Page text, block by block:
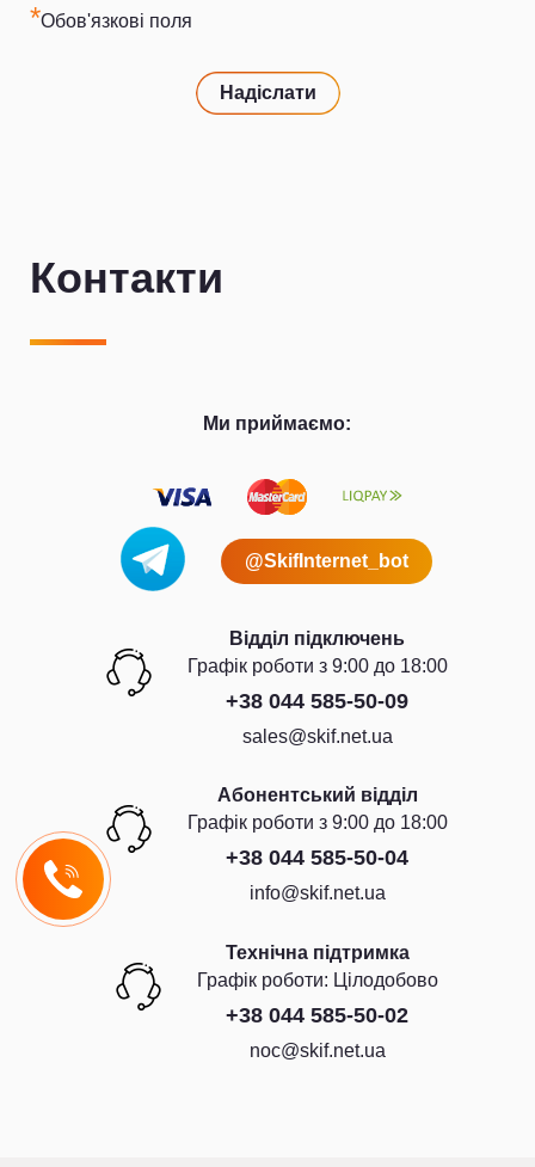
*Обов'язкові поля
Надіслати
Контакти
Ми приймаємо:
@SkifInternet_bot
Відділ підключень
Графiк роботи з 9:00 до 18:00
+38 044 585-50-09
sales@skif.net.ua
Абонентський відділ
Графiк роботи з 9:00 до 18:00
+38 044 585-50-04
info@skif.net.ua
Технічна підтримка
Графiк роботи: Цiлодобово
+38 044 585-50-02
noc@skif.net.ua